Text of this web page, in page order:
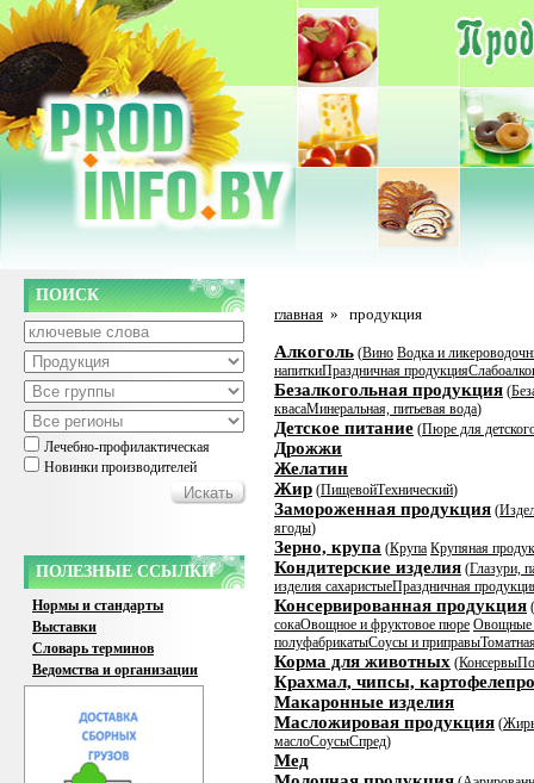
ПОИСК
Лечебно-профилактическая
Новинки производителей
ПОЛЕЗНЫЕ ССЫЛКИ
Нормы и стандарты
Выставки
Словарь терминов
Ведомства и организации
главная » продукция
Алкоголь (Вино Водка и
напиткиПраздничная продукция
Безалкогольная продукция (
квасаМинеральная, питьевая вода)
Детское питание (Пюре для
Дрожжи
Желатин
Жир (ПищевойТехнический)
Замороженная продукция (
ягоды)
Зерно, крупа (Крупа Крупяная
Кондитерские изделия (Глазури,
изделия сахаристыеПраздничная
Консервированная продукция (
сокаОвощное и фруктовое пюре Овощные
полуфабрикатыСоусы и приправы
Корма для животных (Консервы
Крахмал, чипсы,
Макаронные изделия
Масложировая продукция (
маслоСоусыСпред)
Мед